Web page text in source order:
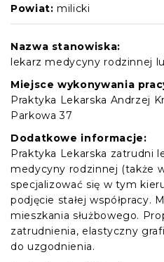
Powiat: milicki
Nazwa stanowiska:
lekarz medycyny rodzinnej
Miejsce wykonywania
Praktyka Lekarska Andrzej
Parkowa 37
Dodatkowe informacje:
Praktyka Lekarska zatrudni
medycyny rodzinnej (także
specjalizować się w tym
podjęcie stałej współpracy.
mieszkania służbowego.
zatrudnienia, elastyczny
do uzgodnienia.